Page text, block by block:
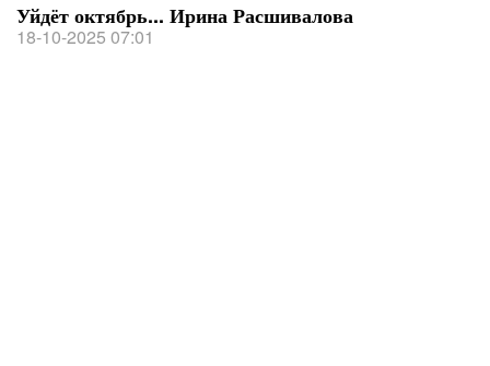
Уйдёт октябрь... Ирина Расшивалова
18-10-2025 07:01